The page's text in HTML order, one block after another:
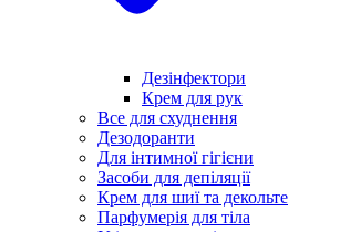
Дезінфектори
Крем для рук
Все для схуднення
Дезодоранти
Для інтимної гігієни
Засоби для депіляції
Крем для шиї та декольте
Парфумерія для тіла